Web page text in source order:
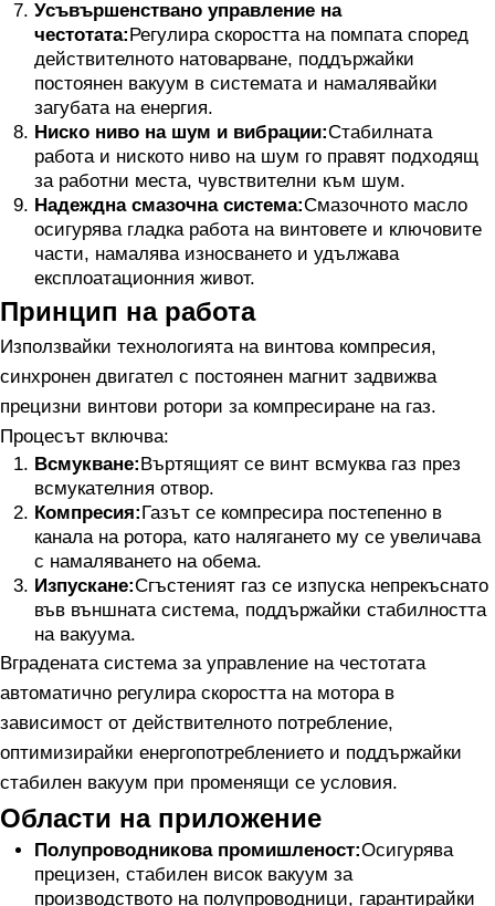
Усъвършенствано управление на
честотата:Регулира скоростта на помпата според
действителното натоварване, поддържайки
постоянен вакуум в системата и намалявайки
загубата на енергия.
Ниско ниво на шум и вибрации:Стабилната
работа и ниското ниво на шум го правят подходящ
за работни места, чувствителни към шум.
Надеждна смазочна система:Смазочното масло
осигурява гладка работа на винтовете и ключовите
части, намалява износването и удължава
експлоатационния живот.
Принцип на работа
Използвайки технологията на винтова компресия,
синхронен двигател с постоянен магнит задвижва
прецизни винтови ротори за компресиране на газ.
Процесът включва:
Всмукване:Въртящият се винт всмуква газ през
всмукателния отвор.
Компресия:Газът се компресира постепенно в
канала на ротора, като налягането му се увеличава
с намаляването на обема.
Изпускане:Сгъстеният газ се изпуска непрекъснато
във външната система, поддържайки стабилността
на вакуума.
Вградената система за управление на честотата
автоматично регулира скоростта на мотора в
зависимост от действителното потребление,
оптимизирайки енергопотреблението и поддържайки
стабилен вакуум при променящи се условия.
Области на приложение
Полупроводникова промишленост:Осигурява
прецизен, стабилен висок вакуум за
производството на полупроводници, гарантирайки